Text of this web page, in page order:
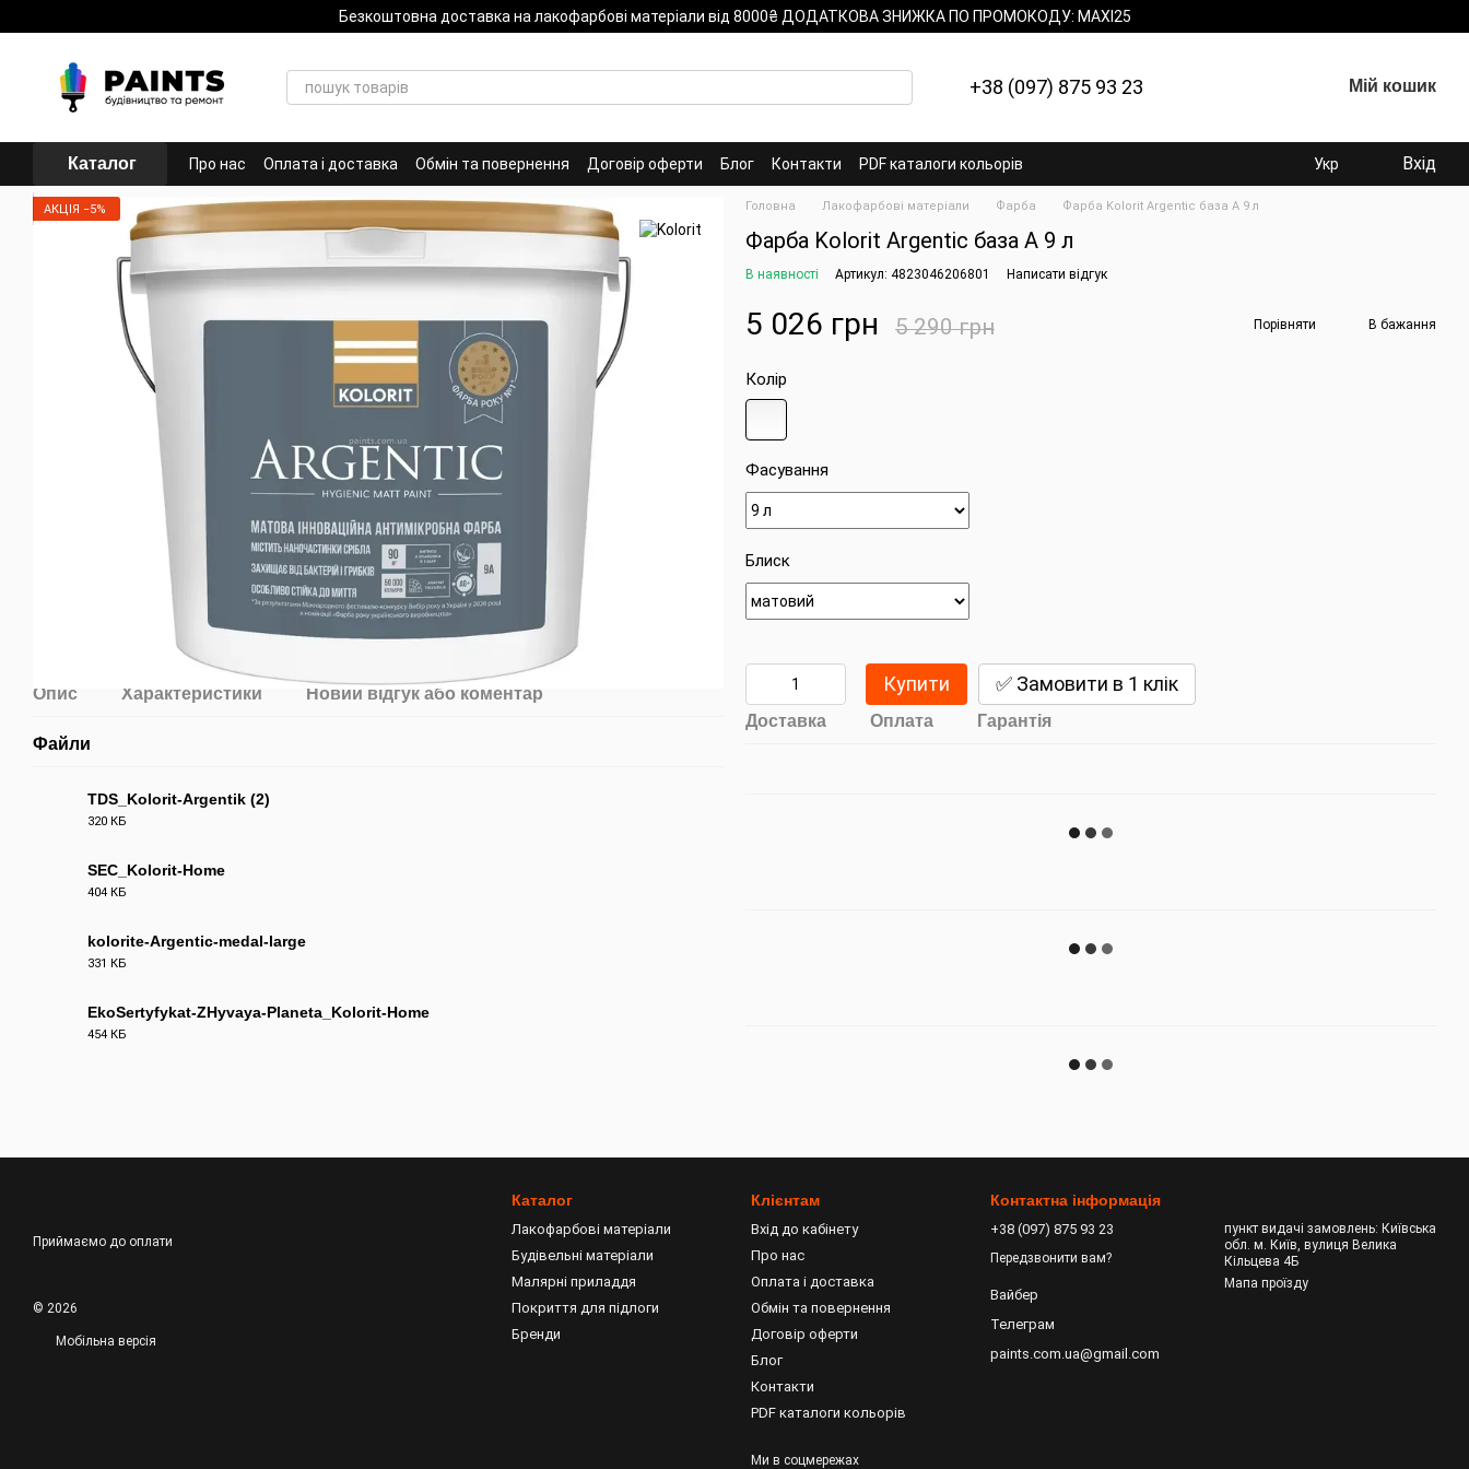
Безкоштовна доставка на лакофарбові матеріали від 8000₴ ДОДАТКОВА ЗНИЖКА ПО ПРОМОКОДУ: MAXI25
+38 (097) 875 93 23 Мій кошик
Каталог Про нас Оплата і доставка Обмін та повернення Договір оферти Блог Контакти PDF каталоги кольорів Укр Вхід
АКЦІЯ −5%
Опис Характеристики Новий відгук або коментар
Файли
TDS_Kolorit-Argentik (2)
320 КБ
SEC_Kolorit-Home
404 КБ
kolorite-Argentic-medal-large
331 КБ
EkoSertyfykat-ZHyvaya-Planeta_Kolorit-Home
454 КБ
Головна Лакофарбові матеріали Фарба Фарба Kolorit Argentic база А 9 л
Фарба Kolorit Argentic база А 9 л
В наявності Артикул: 4823046206801 Написати відгук
5 026 грн 5 290 грн Порівняти В бажання
Колір
Фасування
Блиск
Купити ✅ Замовити в 1 клік
Доставка Оплата Гарантія
Приймаємо до оплати
© 2026
Мобільна версія
Каталог
Лакофарбові матеріали
Будівельні матеріали
Малярні приладдя
Покриття для підлоги
Бренди
Клієнтам
Вхід до кабінету
Про нас
Оплата і доставка
Обмін та повернення
Договір оферти
Блог
Контакти
PDF каталоги кольорів
Ми в соцмережах
Контактна інформація
+38 (097) 875 93 23
Передзвонити вам?
Вайбер
Телеграм
paints.com.ua@gmail.com
пункт видачі замовлень: Київська
обл. м. Київ, вулиця Велика
Кільцева 4Б
Мапа проїзду